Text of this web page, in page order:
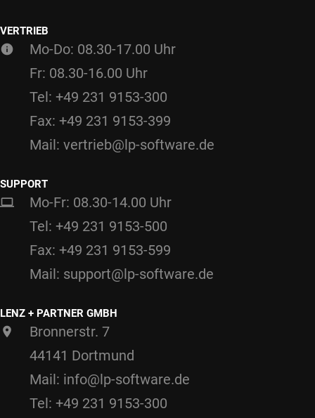
VERTRIEB
Mo-Do: 08.30-17.00 Uhr
Fr: 08.30-16.00 Uhr
Tel: +49 231 9153-300
Fax: +49 231 9153-399
Mail: vertrieb@lp-software.de
SUPPORT
Mo-Fr: 08.30-14.00 Uhr
Tel: +49 231 9153-500
Fax: +49 231 9153-599
Mail: support@lp-software.de
LENZ + PARTNER GMBH
Bronnerstr. 7
44141 Dortmund
Mail: info@lp-software.de
Tel: +49 231 9153-300